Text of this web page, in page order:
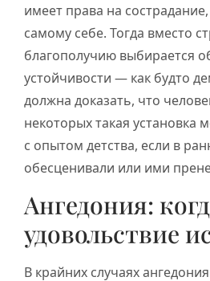
имеет права на
самому себе. Тогда вместо
благополучию выбирается
устойчивости — как будто
должна доказать, что
некоторых такая установка
с опытом детства, если в
обесценивали или ими
Ангедония:
удовольствие
В крайних случаях